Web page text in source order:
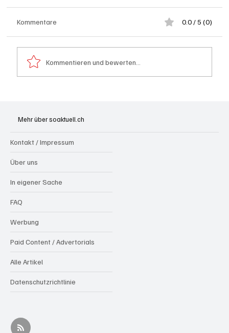
Schulanfang: Achtung Kinder
Kommentare 0.0 / 5 (0)
Kommentieren und bewerten...
Mehr über soaktuell.ch
Kontakt / Impressum
Über uns
In eigener Sache
FAQ
Werbung
Paid Content / Advertorials
Alle Artikel
Datenschutzrichtlinie